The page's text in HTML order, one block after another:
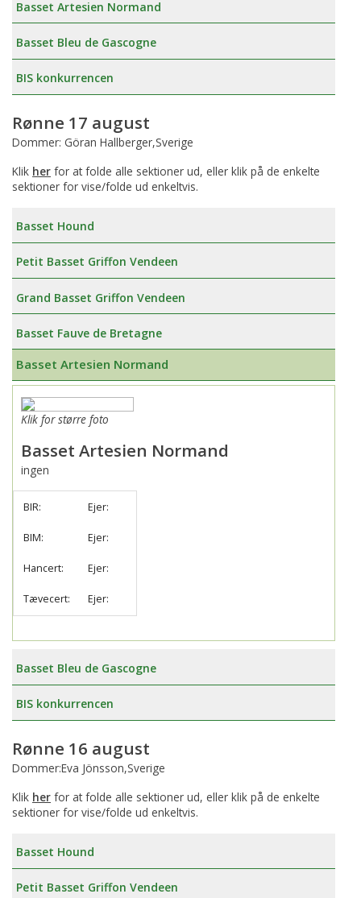
Basset Artesien Normand
Basset Bleu de Gascogne
BIS konkurrencen
Rønne 17 august
Dommer: Göran Hallberger,Sverige
Klik her for at folde alle sektioner ud, eller klik på de enkelte
sektioner for vise/folde ud enkeltvis.
Basset Hound
Petit Basset Griffon Vendeen
Grand Basset Griffon Vendeen
Basset Fauve de Bretagne
Basset Artesien Normand
Klik for større foto
Basset Artesien Normand
ingen
BIR: Ejer:
BIM: Ejer:
Hancert: Ejer:
Tævecert: Ejer:
Basset Bleu de Gascogne
BIS konkurrencen
Rønne 16 august
Dommer:Eva Jönsson,Sverige
Klik her for at folde alle sektioner ud, eller klik på de enkelte
sektioner for vise/folde ud enkeltvis.
Basset Hound
Petit Basset Griffon Vendeen